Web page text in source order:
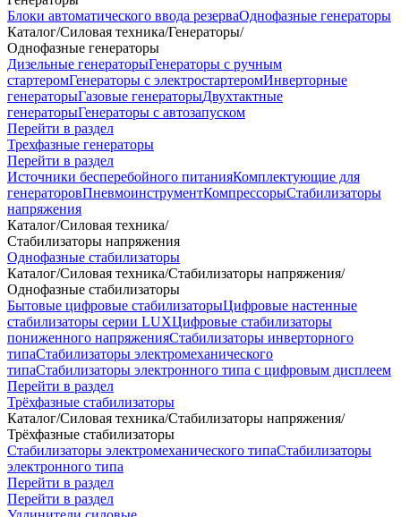
Блоки автоматического ввода резерваОднофазные генераторы
Каталог/Силовая техника/Генераторы/
Однофазные генераторы
Дизельные генераторыГенераторы с ручным
стартеромГенераторы с электростартеромИнверторные
генераторыГазовые генераторыДвухтактные
генераторыГенераторы с автозапуском
Перейти в раздел
Трехфазные генераторы
Перейти в раздел
Источники бесперебойного питанияКомплектующие для
генераторовПневмоинструментКомпрессорыСтабилизаторы
напряжения
Каталог/Силовая техника/
Стабилизаторы напряжения
Однофазные стабилизаторы
Каталог/Силовая техника/Стабилизаторы напряжения/
Однофазные стабилизаторы
Бытовые цифровые стабилизаторыЦифровые настенные
стабилизаторы серии LUXЦифровые стабилизаторы
пониженного напряженияСтабилизаторы инверторного
типаСтабилизаторы электромеханического
типаСтабилизаторы электронного типа с цифровым дисплеем
Перейти в раздел
Трёхфазные стабилизаторы
Каталог/Силовая техника/Стабилизаторы напряжения/
Трёхфазные стабилизаторы
Стабилизаторы электромеханического типаСтабилизаторы
электронного типа
Перейти в раздел
Перейти в раздел